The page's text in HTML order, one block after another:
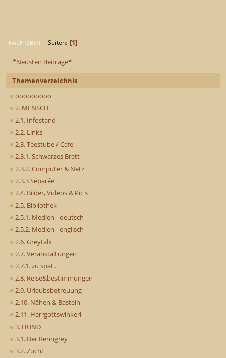
*Neusten Beiträge*
Themenverzeichnis
ooooooooo
2. MENSCH
2.1. Infostand
2.2. Links
2.3. Teestube / Cafe
2.3.1. Schwarzes Brett
2.3.2. Computer & Netz
2.3.3 Séparée
2.4. Bilder, Videos & Pic's
2.5. Bibliothek
2.5.1. Medien - deutsch
2.5.2. Medien - englisch
2.6. Greytalk
2.7. Veranstaltungen
2.7.1. zu spät..
2.8. Reise&bestimmungen
2.9. Urlaubsbetreuung
2.10. Nähen & Basteln
2.11. Herrgottswinkerl
3. HUND
3.1. Der Renngrey
3.2. Zucht
NACH OBEN Seiten 1